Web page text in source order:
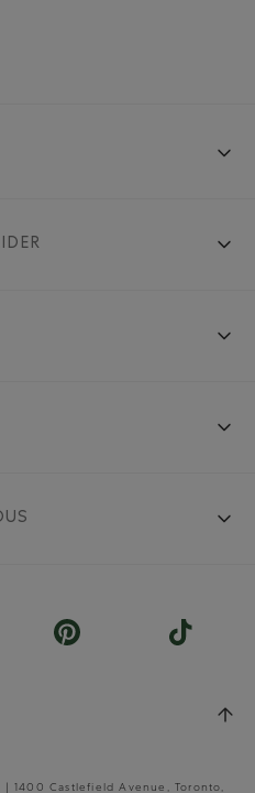
1400 Castlefield Avenue, Toronto,